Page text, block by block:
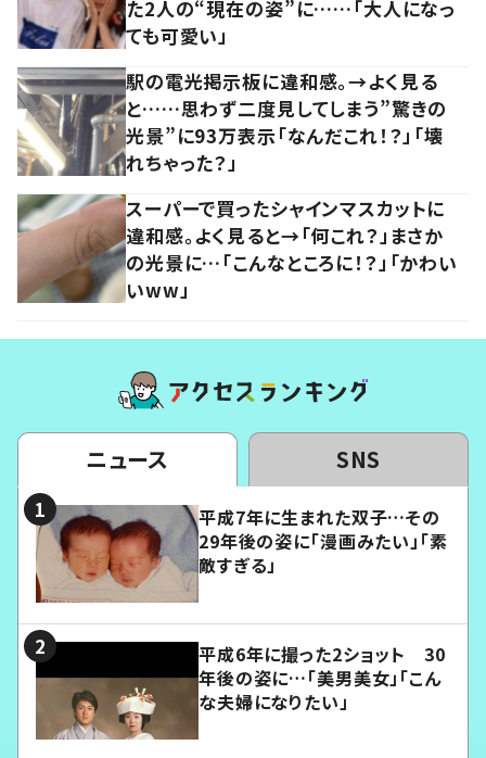
た2人の“現在の姿”に……「大人になっ
ても可愛い」
駅の電光掲示板に違和感。→よく見る
と……思わず二度見してしまう”驚きの
光景”に93万表示「なんだこれ！？」「壊
れちゃった？」
スーパーで買ったシャインマスカットに
違和感。よく見ると→「何これ？」まさか
の光景に…「こんなところに！？」「かわい
いww」
ニュース SNS
平成7年に生まれた双子…その
29年後の姿に「漫画みたい」「素
敵すぎる」
平成6年に撮った2ショット 30
年後の姿に…「美男美女」「こん
な夫婦になりたい」